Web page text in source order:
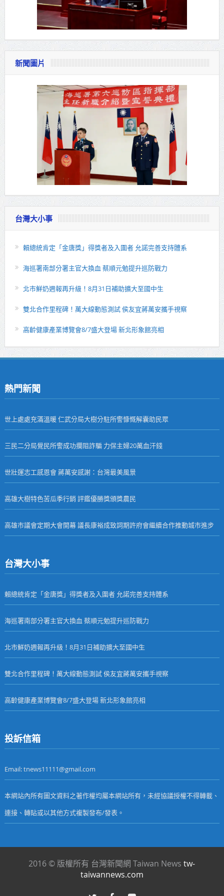
新聞圖片
台灣大小事
賴總統肯定「金唐獎」得獎者及入圍者 允諾完善支持體系
海巡署南部分署主官大換血 蔡順元勉提升巡防戰力
北市鮮奶週報再升級！8月31日補助擴大至國中生
雙北合作里程碑！萬大線動態測試 侯友宜蔣萬安攜手視察
高齡健康產業博覽會8/7盛大登場 新北形象館亮相
熱門新聞
世上處處充滿溫暖 仁武分局大樹分駐所警慷慨解囊助民眾
三民二分局覺民所警成功攔阻詐騙 力保主婦20萬血汗錢
世壯運志工感恩會 蔣萬安感謝：台灣最美風景
高雄大樹特色苦瓜季行銷 評鑑優勝獎頒獎農民
高雄市議會定期大會開幕 議長康裕成致詞期許府會繼續合作推動城市進步
台灣大小事
賴總統肯定「金唐獎」得獎者及入圍者 允諾完善支持體系
海巡署南部分署主官大換血 蔡順元勉提升巡防戰力
北市鮮奶週報再升級！8月31日補助擴大至國中生
雙北合作里程碑！萬大線動態測試 侯友宜蔣萬安攜手視察
高齡健康產業博覽會8/7盛大登場 新北形象館亮相
投訴信箱
Email: tnews11111@gmail.com
本網站內所有圖文資料之著作權均屬本網站所有，未經協議授權不得轉載、
連接、轉貼或以其他方式複製發布/發表。
2016 © 版權所有 台灣新聞網 Taiwan Newstw-
taiwannews.com